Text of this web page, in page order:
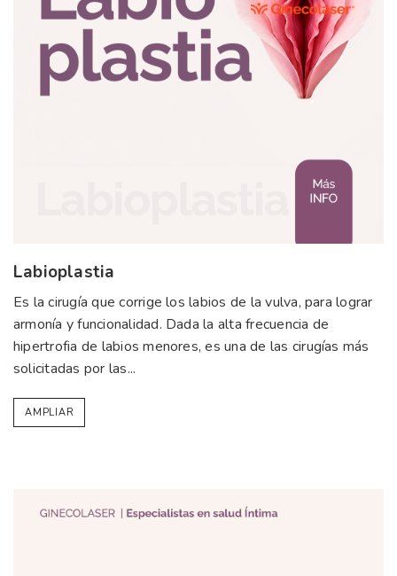
Labioplastia
Es la cirugía que corrige los labios de la vulva, para lograr
armonía y funcionalidad. Dada la alta frecuencia de
hipertrofia de labios menores, es una de las cirugías más
solicitadas por las...
AMPLIAR